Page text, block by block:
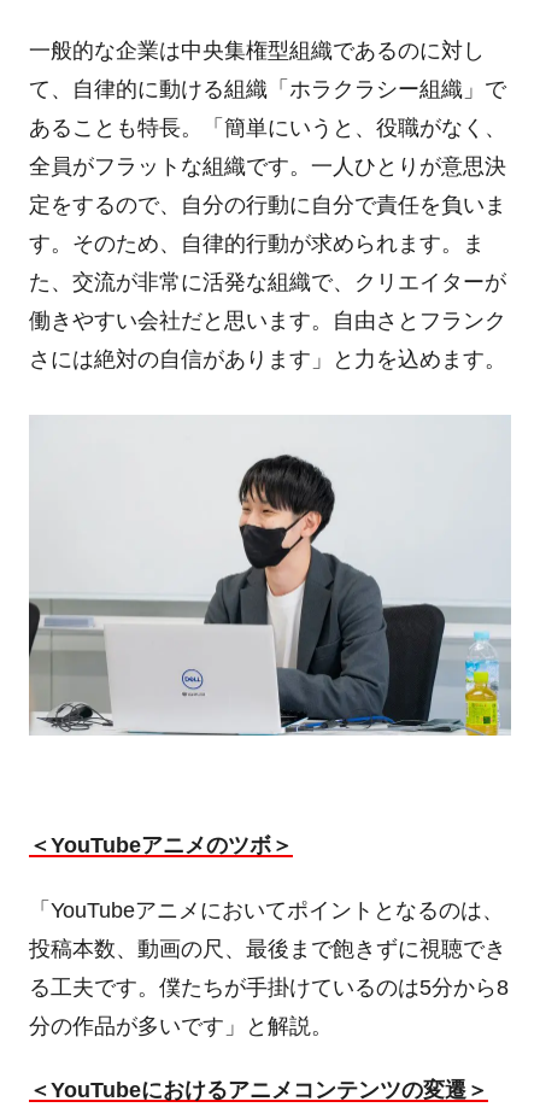
一般的な企業は中央集権型組織であるのに対し
て、自律的に動ける組織「ホラクラシー組織」で
あることも特長。「簡単にいうと、役職がなく、
全員がフラットな組織です。一人ひとりが意思決
定をするので、自分の行動に自分で責任を負いま
す。そのため、自律的行動が求められます。ま
た、交流が非常に活発な組織で、クリエイターが
働きやすい会社だと思います。自由さとフランク
さには絶対の自信があります」と力を込めます。
＜YouTubeアニメのツボ＞
「 YouTubeアニメにおいてポイントとなるのは、
投稿本数、動画の尺、最後まで飽きずに視聴でき
る工夫です。僕たちが手掛けているのは5分から8
分の作品が多いです」と解説。
＜YouTubeにおけるアニメコンテンツの変遷＞